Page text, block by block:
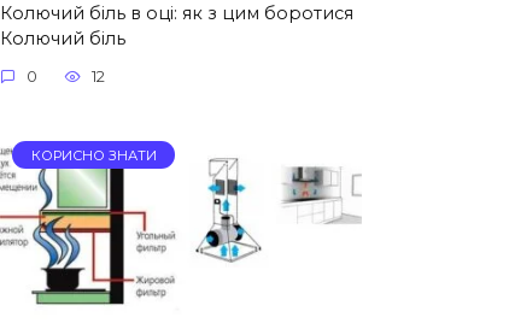
Колючий біль в оці: як з цим боротися
Колючий біль
0 12
КОРИСНО ЗНАТИ